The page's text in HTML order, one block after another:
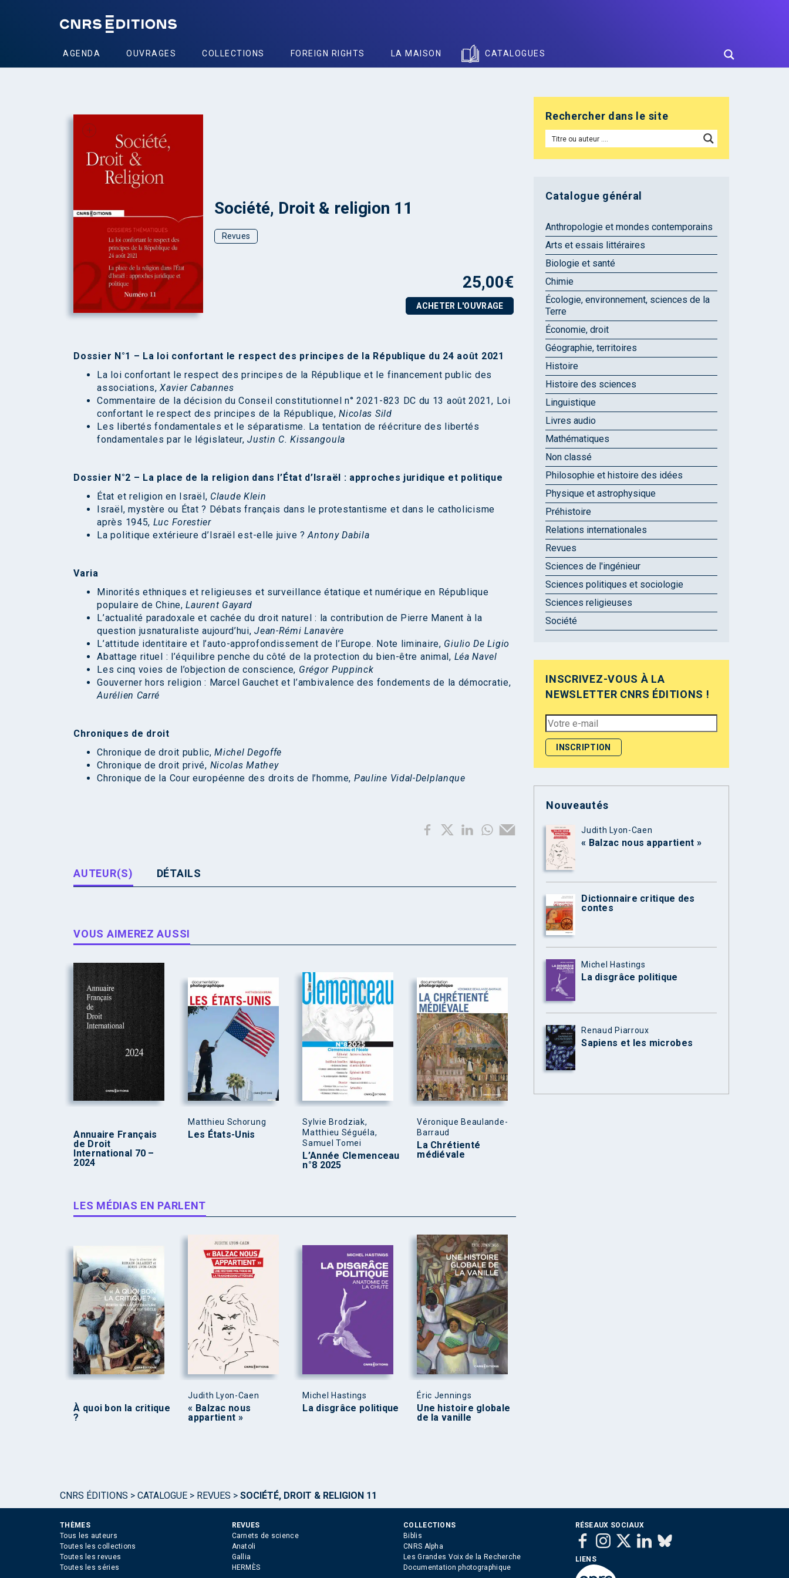
AGENDA OUVRAGES COLLECTIONS FOREIGN RIGHTS LA MAISON CATALOGUES
+
Société, Droit & religion 11
Revues
25,00€
ACHETER L'OUVRAGE
Dossier N°1 – La loi confortant le respect des principes de la République du 24 août 2021
La loi confortant le respect des principes de la République et le financement public des
associations,Xavier Cabannes
Commentaire de la décision du Conseil constitutionnel n° 2021-823 DC du 13 août 2021, Loi
confortant le respect des principes de la République,Nicolas Sild
Les libertés fondamentales et le séparatisme. La tentation de réécriture des libertés
fondamentales par le législateur,Justin C. Kissangoula
Dossier N°2 – La place de la religion dans l’État d’Israël : approches juridique et politique
État et religion en Israël, Claude Klein
Israël, mystère ou État ? Débats français dans le protestantisme et dans le catholicisme
après 1945, Luc Forestier
La politique extérieure d’Israël est-elle juive ?Antony Dabila
Varia
Minorités ethniques et religieuses et surveillance étatique et numérique en République
populaire de Chine,Laurent Gayard
L’actualité paradoxale et cachée du droit naturel : la contribution de Pierre Manent à la
question jusnaturaliste aujourd’hui,Jean-Rémi Lanavère
L’attitude identitaire et l’auto-approfondissement de l’Europe. Note liminaire, Giulio De Ligio
Abattage rituel : l’équilibre penche du côté de la protection du bien-être animal, Léa Navel
Les cinq voies de l’objection de conscience, Grégor Puppinck
Gouverner hors religion : Marcel Gauchet et l’ambivalence des fondements de la démocratie,
Aurélien Carré
Chroniques de droit
Chronique de droit public,Michel Degoffe
Chronique de droit privé, Nicolas Mathey
Chronique de la Cour européenne des droits de l’homme, Pauline Vidal-Delplanque
AUTEUR(S) DÉTAILS
VOUS AIMEREZ AUSSI
Annuaire Français
de Droit
International 70 –
2024
Matthieu Schorung
Les États-Unis
Sylvie Brodziak,
Matthieu Séguéla,
Samuel Tomei
L’Année Clemenceau
n°8 2025
Véronique Beaulande-
Barraud
La Chrétienté
médiévale
LES MÉDIAS EN PARLENT
À quoi bon la critique
?
Judith Lyon-Caen
« Balzac nous
appartient »
Michel Hastings
La disgrâce politique
Éric Jennings
Une histoire globale
de la vanille
Rechercher dans le site
Catalogue général
Anthropologie et mondes contemporains
Arts et essais littéraires
Biologie et santé
Chimie
Écologie, environnement, sciences de la
Terre
Économie, droit
Géographie, territoires
Histoire
Histoire des sciences
Linguistique
Livres audio
Mathématiques
Non classé
Philosophie et histoire des idées
Physique et astrophysique
Préhistoire
Relations internationales
Revues
Sciences de l'ingénieur
Sciences politiques et sociologie
Sciences religieuses
Société
INSCRIVEZ-VOUS À LA
NEWSLETTER CNRS ÉDITIONS !
Nouveautés
Judith Lyon-Caen
« Balzac nous appartient »
Dictionnaire critique des
contes
Michel Hastings
La disgrâce politique
Renaud Piarroux
Sapiens et les microbes
CNRS ÉDITIONS > CATALOGUE > REVUES > SOCIÉTÉ, DROIT & RELIGION 11
THÈMES
Tous les auteurs
Toutes les collections
Toutes les revues
Toutes les séries
REVUES
Carnets de science
Anatoli
Gallia
HERMÈS
COLLECTIONS
Biblis
CNRS Alpha
Les Grandes Voix de la Recherche
Documentation photographique
RÉSEAUX SOCIAUX
LIENS